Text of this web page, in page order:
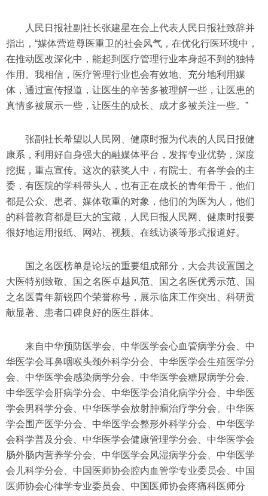
人民日报社副社长张建星在会上代表人民日报社致辞并
指出，“媒体营造尊医重卫的社会风气，在优化行医环境中，
在推动医改深化中，能起到医疗管理行业本身起不到的独特
作用。我相信，医疗管理行业也会有效地、充分地利用媒
体，通过宣传报道，让医生的辛苦多被理解一些，让医患的
真情多被展示一些，让医生的成长、成才多被关注一些。”
张副社长希望以人民网、健康时报为代表的人民日报健
康系，利用好自身强大的融媒体平台，发挥专业优势，深度
挖掘，重点宣传。这次的获奖人中，有院士、有各学会的主
委，有医院的学科带头人，也有正在成长的青年骨干，他们
都是公众、患者、媒体敬重的对象，他们的为医为人，他们
的科普教育都是巨大的宝藏，人民日报人民网、健康时报要
很好地运用报纸、网站、视频、在线访谈等形式报道好。
国之名医榜单是论坛的重要组成部分，大会共设置国之
大医特别致敬、国之名医卓越风范、国之名医优秀示范、国
之名医青年新锐四个荣誉称号，展示临床工作突出、科研贡
献显著、患者口碑良好的医生群体。
来自中华预防医学会、中华医学会心血管病学分会、中
华医学会耳鼻咽喉头颈外科学分会、中华医学会生殖医学分
会、中华医学会感染病学分会、中华医学会糖尿病学分会、
中华医学会肝病学分会、中华医学会消化病学分会、中华医
学会男科学分会、中华医学会放射肿瘤治疗学分会、中华医
学会围产医学分会、中华医学会整形外科学分会、中华医学
会科学普及分会、中华医学会健康管理学分会、中华医学会
肠外肠内营养学分会、中华医学会风湿病学分会、中华医学
会儿科学分会、中国医师协会腔内血管学专业委员会、中国
医师协会心律学专业委员会、中国医师协会疼痛科医师分